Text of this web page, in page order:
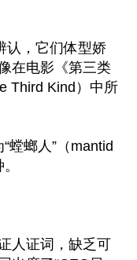
认，它们体型娇
在电影《第三类
Third Kind）中所
螳螂人”（mantid
人证词，缺乏可